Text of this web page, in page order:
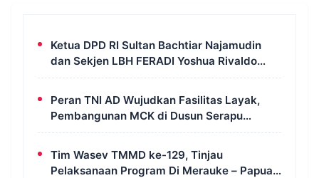
Ketua DPD RI Sultan Bachtiar Najamudin
dan Sekjen LBH FERADI Yoshua Rivaldo
Bahas Geopolitik dan Supremasi Hukum
Peran TNI AD Wujudkan Fasilitas Layak,
Pembangunan MCK di Dusun Serapu
Rampung Dikerjakan
Tim Wasev TMMD ke-129, Tinjau
Pelaksanaan Program Di Merauke – Papua